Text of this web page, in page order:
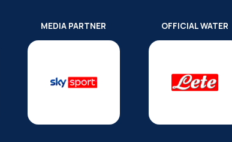
MEDIA PARTNER OFFICIAL WATER